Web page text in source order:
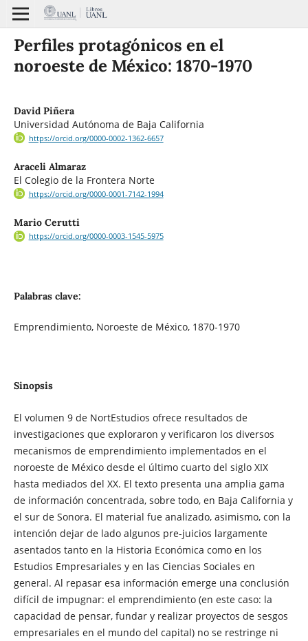
Perfiles protagónicos en el
noroeste de México: 1870-1970
David Piñera
Universidad Autónoma de Baja California
https://orcid.org/0000-0002-1362-6657
Araceli Almaraz
El Colegio de la Frontera Norte
https://orcid.org/0000-0001-7142-1994
Mario Cerutti
https://orcid.org/0000-0003-1545-5975
Palabras clave:
Emprendimiento, Noroeste de México, 1870-1970
Sinopsis
El volumen 9 de NortEstudios ofrece resultados de
investigaciones que exploraron y verificaron los diversos
mecanismos de emprendimiento implementados en el
noroeste de México desde el último cuarto del siglo XIX
hasta mediados del XX. El texto presenta una amplia gama
de información concentrada, sobre todo, en Baja California y
el sur de Sonora. El material fue analizado, asimismo, con la
intención dejar de lado algunos pre-juicios largamente
asentados tanto en la Historia Económica como en los
Estudios Empresariales y en las Ciencias Sociales en
general. Al repasar esa información emerge una conclusión
difícil de impugnar: el emprendimiento (en este caso: la
capacidad de pensar, fundar y realizar proyectos de sesgos
empresariales en el mundo del capital) no se restringe ni